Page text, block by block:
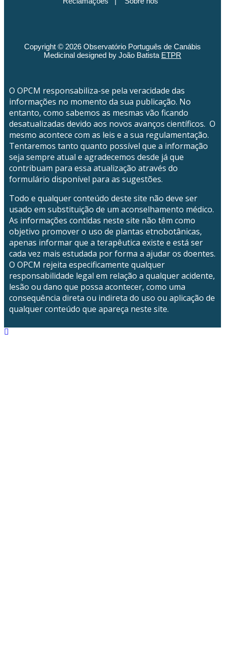
Copyright © 2026 Observatório Português de Canábis
Medicinal designed by João Batista ETPR
O OPCM responsabiliza-se pela veracidade das
informações no momento da sua publicação. No
entanto, como sabemos as mesmas vão ficando
desatualizadas devido aos novos avanços científicos. O
mesmo acontece com as leis e a sua regulamentação.
Tentaremos tanto quanto possível que a informação
seja sempre atual e agradecemos desde já que
contribuam para essa atualização através do
formulário disponível para as sugestões.
Todo e qualquer conteúdo deste site não deve ser
usado em substituição de um aconselhamento médico.
As informações contidas neste site não têm como
objetivo promover o uso de plantas etnobotânicas,
apenas informar que a terapêutica existe e está ser
cada vez mais estudada por forma a ajudar os doentes.
O OPCM rejeita especificamente qualquer
responsabilidade legal em relação a qualquer acidente,
lesão ou dano que possa acontecer, como uma
consequência direta ou indireta do uso ou aplicação de
qualquer conteúdo que apareça neste site.